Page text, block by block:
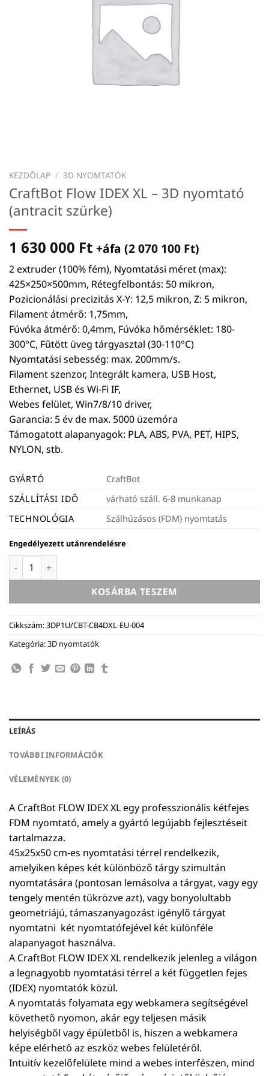
KEZDŐLAP / 3D NYOMTATÓK
CraftBot Flow IDEX XL – 3D nyomtató
(antracit szürke)
1 630 000 Ft +áfa (2 070 100 Ft)
2 extruder (100% fém), Nyomtatási méret (max):
425×250×500mm, Rétegfelbontás: 50 mikron,
Pozicionálási precizitás X-Y: 12,5 mikron, Z: 5 mikron,
Filament átmérő: 1,75mm,
Fúvóka átmérő: 0,4mm, Fúvóka hőmérséklet: 180-
300°C, Fűtött üveg tárgyasztal (30-110°C)
Nyomtatási sebesség: max. 200mm/s.
Filament szenzor, Integrált kamera, USB Host,
Ethernet, USB és Wi-Fi IF,
Webes felület, Win7/8/10 driver,
Garancia: 5 év de max. 5000 üzemóra
Támogatott alapanyagok: PLA, ABS, PVA, PET, HIPS,
NYLON, stb.
GYÁRTÓ
CraftBot
SZÁLLÍTÁSI IDŐ
várható száll. 6-8 munkanap
TECHNOLÓGIA
Szálhúzásos (FDM) nyomtatás
Engedélyezett utánrendelésre
CraftBot Flow IDEX XL - 3D nyomtató (antracit szürke)
KOSÁRBA TESZEM
Cikkszám:3DP1U/CBT-CB4DXL-EU-004
Kategória:3D nyomtatók
LEÍRÁS
TOVÁBBI INFORMÁCIÓK
VÉLEMÉNYEK (0)
A CraftBot FLOW IDEX XL egy professzionális kétfejes
FDM nyomtató, amely a gyártó legújabb fejlesztéseit
tartalmazza.
45x25x50 cm-es nyomtatási térrel rendelkezik,
amelyiken képes két különböző tárgy szimultán
nyomtatására (pontosan lemásolva a tárgyat, vagy egy
tengely mentén tükrözve azt), vagy bonyolultabb
geometriájú, támaszanyagozást igénylő tárgyat
nyomtatni  két nyomtatófejével két különféle
alapanyagot használva.
A CraftBot FLOW IDEX XL rendelkezik jelenleg a világon
a legnagyobb nyomtatási térrel a két független fejes
(IDEX) nyomtatók közül.
A nyomtatás folyamata egy webkamera segítségével
követhető nyomon, akár egy teljesen másik
helyiségből vagy épületből is, hiszen a webkamera
képe elérhető az eszköz webes felületéről.
Intuitív kezelőfelülete mind a webes interfészen, mind